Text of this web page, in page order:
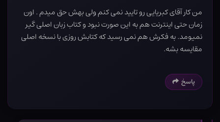
من کار آقای کبریایی رو تایید نمی کنم ولی بهش حق میدم . اون
زمان حتی اینترنت هم به این صورت نبود و کتاب زبان اصلی گیر
نمیومد. به فکرش هم نمی رسید که کتابش روزی با نسخه اصلی
مقایسه بشه.
پاسخ